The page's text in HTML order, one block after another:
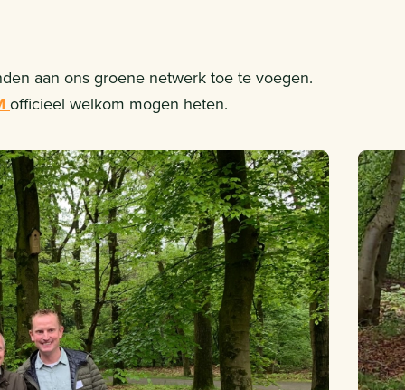
aan ons groene netwerk toe te voegen.
officieel welkom mogen heten.